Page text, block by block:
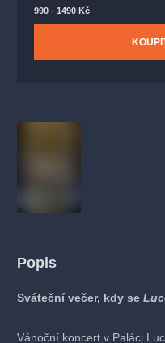
990 - 1490 Kč
Popis
Sváteční večer, kdy se
Vánoční koncert v Paláci